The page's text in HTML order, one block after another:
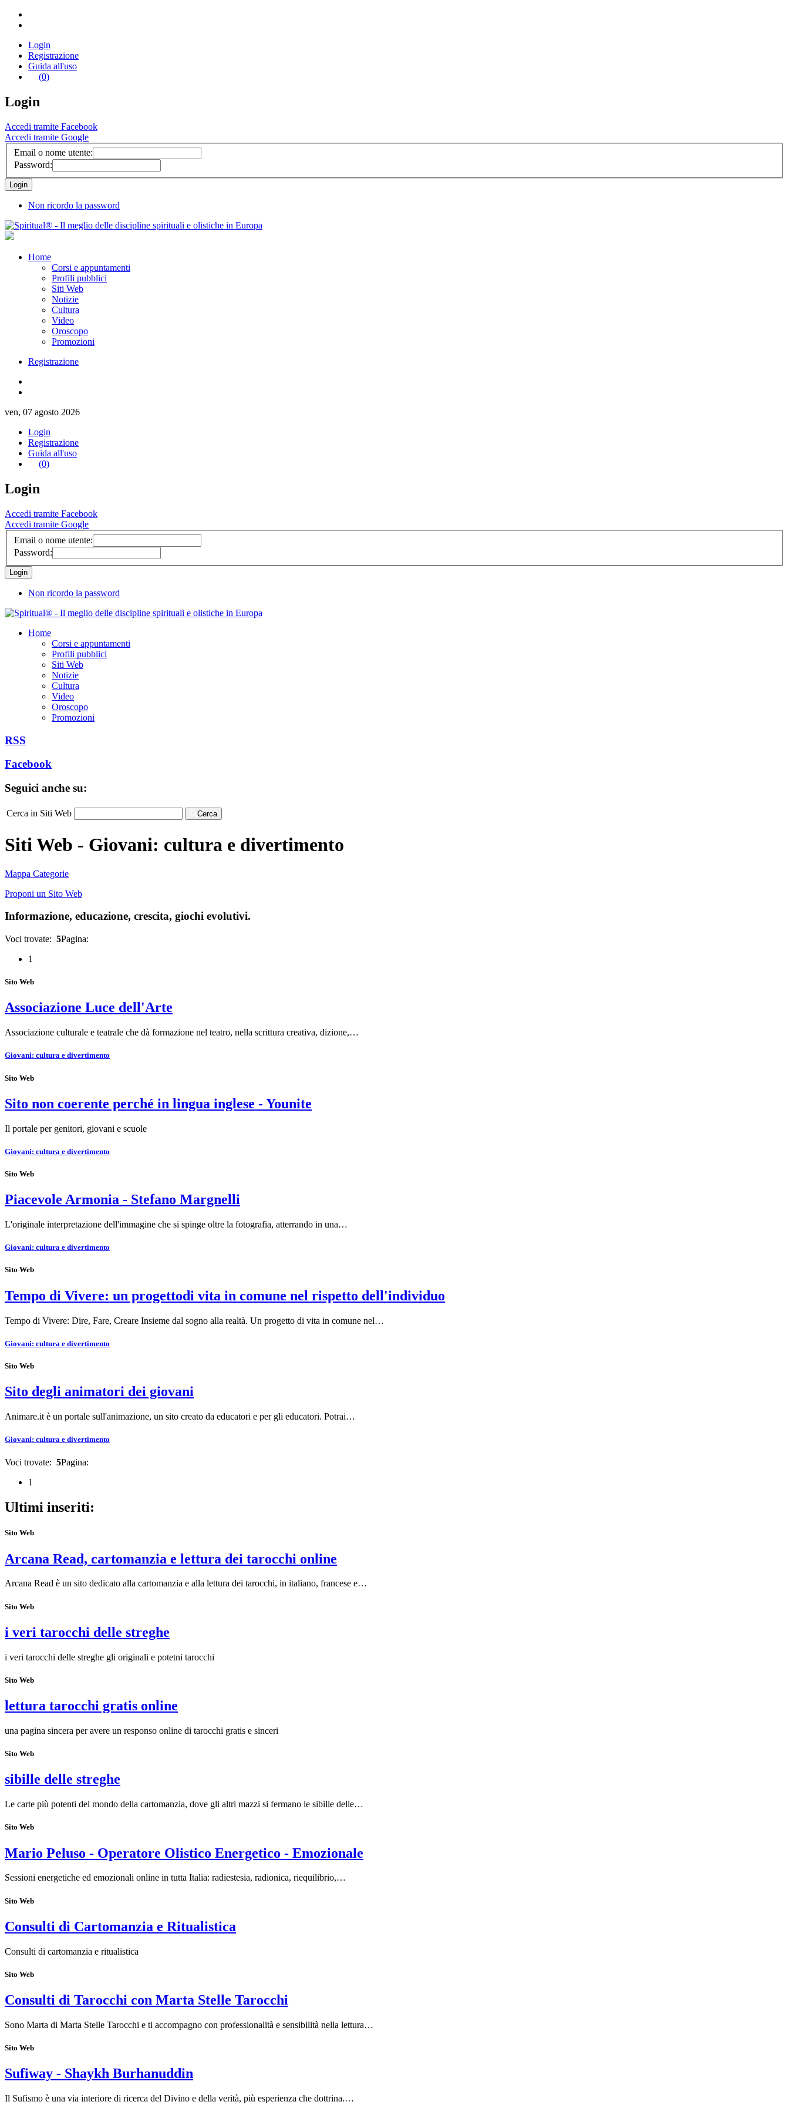
Login
Registrazione
Guida all'uso
(0)
Login
Accedi tramite Facebook
Accedi tramite Google
Email o nome utente:
Password:
Non ricordo la password
Home
Corsi e appuntamenti
Profili pubblici
Siti Web
Notizie
Cultura
Video
Oroscopo
Promozioni
Registrazione
ven, 07 agosto 2026
Login
Registrazione
Guida all'uso
(0)
Login
Accedi tramite Facebook
Accedi tramite Google
Email o nome utente:
Password:
Non ricordo la password
Home
Corsi e appuntamenti
Profili pubblici
Siti Web
Notizie
Cultura
Video
Oroscopo
Promozioni
RSS
Facebook
Seguici anche su:
Cerca in Siti Web Cerca
Siti Web - Giovani: cultura e divertimento
Mappa Categorie
Proponi un Sito Web
Informazione, educazione, crescita, giochi evolutivi.
Voci trovate: 5Pagina:
1
Sito Web
Associazione Luce dell'Arte
Associazione culturale e teatrale che dà formazione nel teatro, nella scrittura creativa, dizione,…
Giovani: cultura e divertimento
Sito Web
Sito non coerente perché in lingua inglese - Younite
Il portale per genitori, giovani e scuole
Giovani: cultura e divertimento
Sito Web
Piacevole Armonia - Stefano Margnelli
L'originale interpretazione dell'immagine che si spinge oltre la fotografia, atterrando in una…
Giovani: cultura e divertimento
Sito Web
Tempo di Vivere: un progettodi vita in comune nel rispetto dell'individuo
Tempo di Vivere: Dire, Fare, Creare Insieme dal sogno alla realtà. Un progetto di vita in comune nel…
Giovani: cultura e divertimento
Sito Web
Sito degli animatori dei giovani
Animare.it è un portale sull'animazione, un sito creato da educatori e per gli educatori. Potrai…
Giovani: cultura e divertimento
Voci trovate: 5Pagina:
1
Ultimi inseriti:
Sito Web
Arcana Read, cartomanzia e lettura dei tarocchi online
Arcana Read è un sito dedicato alla cartomanzia e alla lettura dei tarocchi, in italiano, francese e…
Sito Web
i veri tarocchi delle streghe
i veri tarocchi delle streghe gli originali e potetni tarocchi
Sito Web
lettura tarocchi gratis online
una pagina sincera per avere un responso online di tarocchi gratis e sinceri
Sito Web
sibille delle streghe
Le carte più potenti del mondo della cartomanzia, dove gli altri mazzi si fermano le sibille delle…
Sito Web
Mario Peluso - Operatore Olistico Energetico - Emozionale
Sessioni energetiche ed emozionali online in tutta Italia: radiestesia, radionica, riequilibrio,…
Sito Web
Consulti di Cartomanzia e Ritualistica
Consulti di cartomanzia e ritualistica
Sito Web
Consulti di Tarocchi con Marta Stelle Tarocchi
Sono Marta di Marta Stelle Tarocchi e ti accompagno con professionalità e sensibilità nella lettura…
Sito Web
Sufiway - Shaykh Burhanuddin
Il Sufismo è una via interiore di ricerca del Divino e della verità, più esperienza che dottrina.…